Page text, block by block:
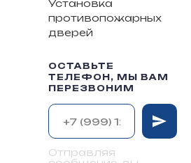
Установка
противопожарных
дверей
ОСТАВЬТЕ
ТЕЛЕФОН, МЫ ВАМ
ПЕРЕЗВОНИМ
Отправляя